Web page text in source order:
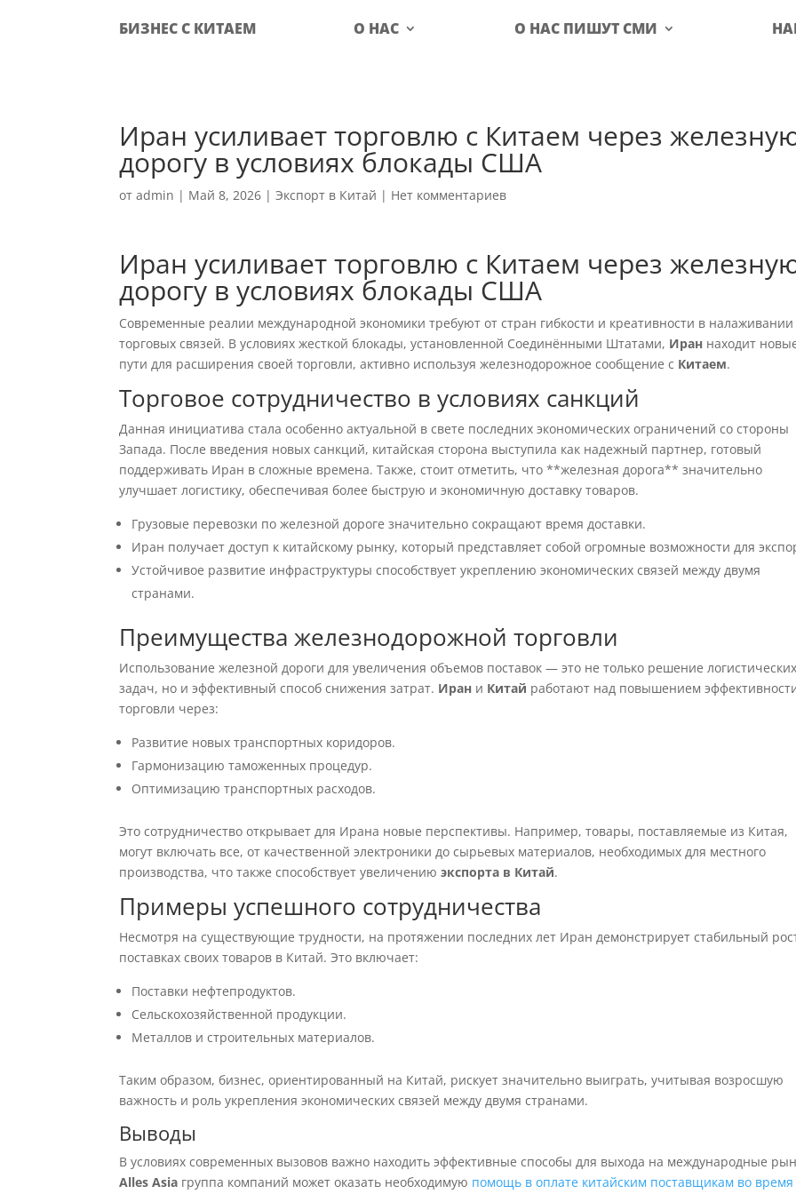
БИЗНЕС С КИТАЕМ О НАС О НАС ПИШУТ СМИ
Иран усиливает торговлю с Китаем через
дорогу в условиях блокады США
отadmin | Май 8, 2026 |Экспорт в Китай | Нет комментариев
Иран усиливает торговлю с Китаем через
дорогу в условиях блокады США
Современные реалии международной экономики требуют от стран гибкости и креативности в налаживании
торговых связей. В условиях жесткой блокады, установленной Соединёнными Штатами, Иран находит
пути для расширения своей торговли, активно используя железнодорожное сообщение с Китаем.
Торговое сотрудничество в условиях санкций
Данная инициатива стала особенно актуальной в свете последних экономических ограничений со стороны
Запада. После введения новых санкций, китайская сторона выступила как надежный партнер, готовый
поддерживать Иран в сложные времена. Также, стоит отметить, что **железная дорога** значительно
улучшает логистику, обеспечивая более быструю и экономичную доставку товаров.
Грузовые перевозки по железной дороге значительно сокращают время доставки.
Иран получает доступ к китайскому рынку, который представляет собой огромные возможности для
Устойчивое развитие инфраструктуры способствует укреплению экономических связей между двумя
странами.
Преимущества железнодорожной торговли
Использование железной дороги для увеличения объемов поставок — это не только решение логистических
задач, но и эффективный способ снижения затрат. Иран и Китай работают над повышением
торговли через:
Развитие новых транспортных коридоров.
Гармонизацию таможенных процедур.
Оптимизацию транспортных расходов.
Это сотрудничество открывает для Ирана новые перспективы. Например, товары, поставляемые из Китая,
могут включать все, от качественной электроники до сырьевых материалов, необходимых для местного
производства, что также способствует увеличениюэкспорта в Китай.
Примеры успешного сотрудничества
Несмотря на существующие трудности, на протяжении последних лет Иран демонстрирует стабильный
поставках своих товаров в Китай. Это включает:
Поставки нефтепродуктов.
Сельскохозяйственной продукции.
Металлов и строительных материалов.
Таким образом, бизнес, ориентированный на Китай, рискует значительно выиграть, учитывая возросшую
важность и роль укрепления экономических связей между двумя странами.
Выводы
В условиях современных вызовов важно находить эффективные способы для выхода на международные
Alles Asia группа компаний может оказать необходимую помощь в оплате китайским поставщикам во время